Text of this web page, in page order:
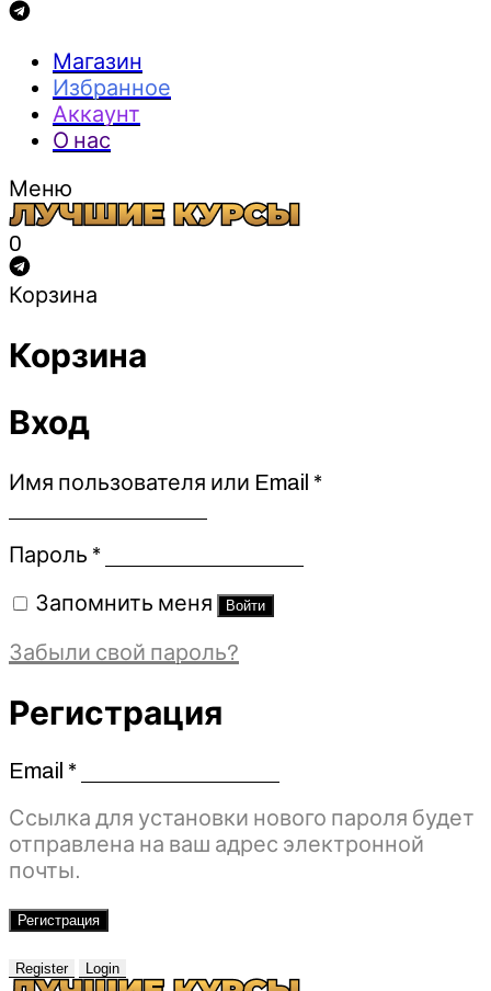
Магазин
Избранное
Аккаунт
О нас
Меню
0
Корзина
Корзина
Вход
Имя пользователя или Email *Обязательно
Пароль *Обязательно
Запомнить меня Войти
Забыли свой пароль?
Регистрация
Email *Обязательно
Ссылка для установки нового пароля будет
отправлена ​​на ваш адрес электронной
почты.
Регистрация
Register Login